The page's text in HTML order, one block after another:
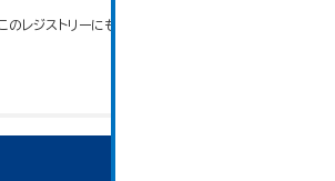
レジストリーにもアクセス可能です